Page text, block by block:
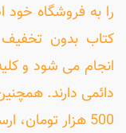
را به فروشگاه
کتاب بدون تخفیف
دائمی دارند.
500 هزار تومان، ارسال رایگان هست...